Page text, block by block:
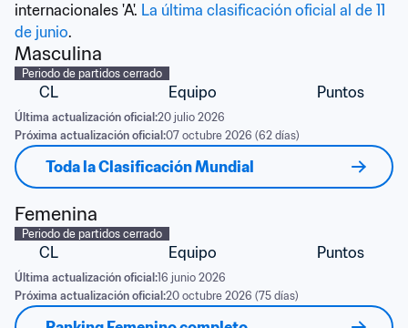
internacionales 'A'. La última clasificación oficial al de 11
de junio.
Masculina
Periodo de partidos cerrado
CL Equipo Puntos
Última actualización oficial:20 julio 2026
Próxima actualización oficial:07 octubre 2026 (62 días)
Toda la Clasificación Mundial
Femenina
Periodo de partidos cerrado
CL Equipo Puntos
Última actualización oficial:16 junio 2026
Próxima actualización oficial:20 octubre 2026 (75 días)